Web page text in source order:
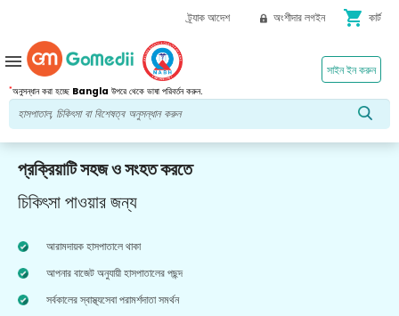
ট্র্যাক আদেশ অংশীদার লগইন shopping_cart কার্ট
*অনুসন্ধান করা হচ্ছে Bangla উপরে থেকে ভাষা পরিবর্তন করুন.
সাইন ইন করুন
menu
প্রক্রিয়াটি সহজ ও সংহত করতে
চিকিৎসা পাওয়ার জন্য
আরামদায়ক হাসপাতালে থাকা
আপনার বাজেট অনুযায়ী হাসপাতালের পছন্দ
সর্বকালের স্বাস্থ্যসেবা পরামর্শদাতা সমর্থন